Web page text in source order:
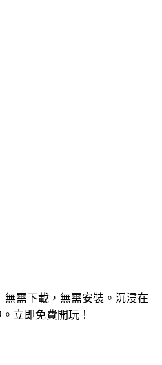
需下載，無需安裝。沉浸在
立即免費開玩！